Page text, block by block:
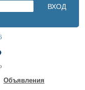
Объявления